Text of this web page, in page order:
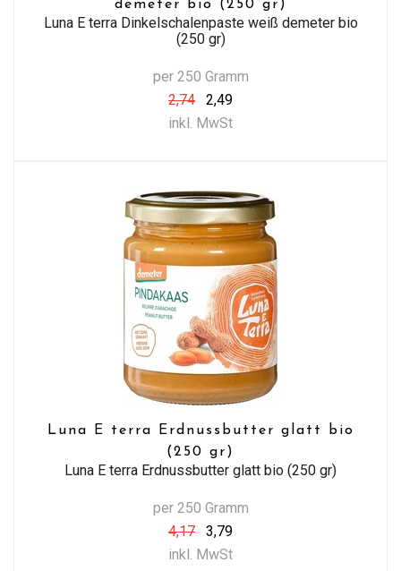
demeter bio (250 gr)
Luna E terra Dinkelschalenpaste weiß demeter bio
(250 gr)
per 250 Gramm
2,74
2,49
inkl. MwSt
Luna E terra Erdnussbutter glatt bio
(250 gr)
Luna E terra Erdnussbutter glatt bio (250 gr)
per 250 Gramm
4,17
3,79
inkl. MwSt